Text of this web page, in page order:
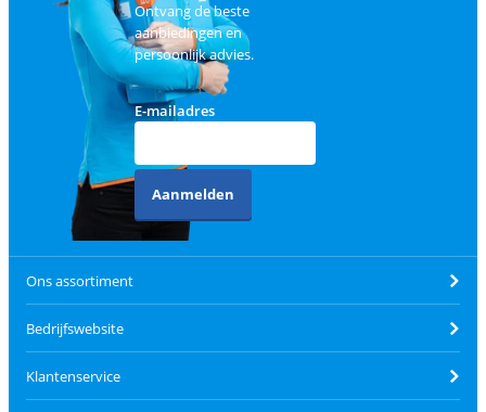
Ontvang de beste
aanbiedingen en
persoonlijk advies.
E-mailadres
Aanmelden
Ons assortiment
Bedrijfswebsite
Klantenservice